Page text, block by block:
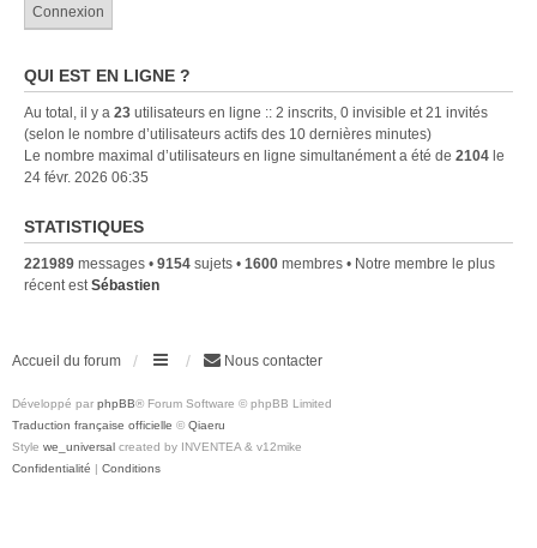
QUI EST EN LIGNE ?
Au total, il y a 23 utilisateurs en ligne :: 2 inscrits, 0 invisible et 21 invités
(selon le nombre d’utilisateurs actifs des 10 dernières minutes)
Le nombre maximal d’utilisateurs en ligne simultanément a été de 2104 le
24 févr. 2026 06:35
STATISTIQUES
221989 messages • 9154 sujets • 1600 membres • Notre membre le plus
récent estSébastien
Accueil du forum Nous contacter
Développé par phpBB® Forum Software © phpBB Limited
Traduction française officielle © Qiaeru
Style we_universal created by INVENTEA & v12mike
Confidentialité | Conditions